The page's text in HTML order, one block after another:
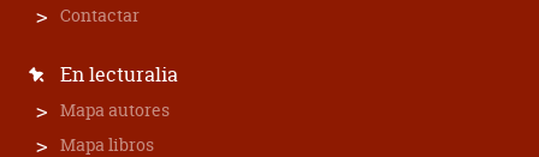
Contactar
En lecturalia
Mapa autores
Mapa libros